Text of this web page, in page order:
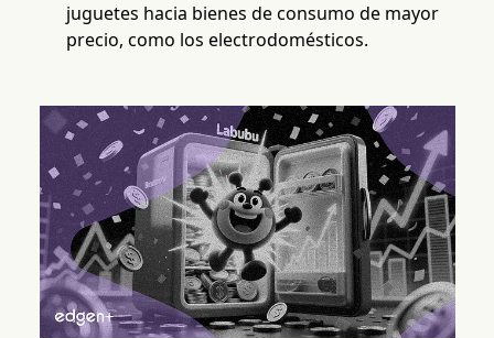
juguetes hacia bienes de consumo de mayor
precio, como los electrodomésticos.